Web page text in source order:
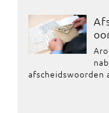
afscheidswoorden